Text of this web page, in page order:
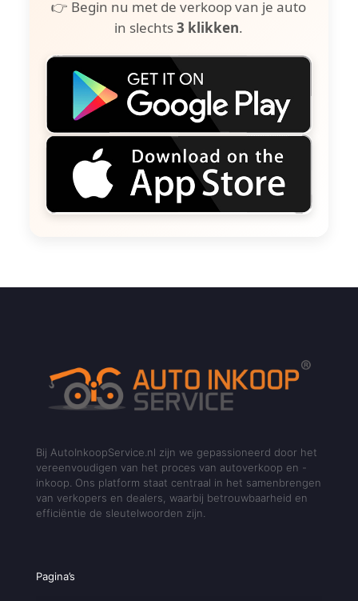
👉 Begin nu met de verkoop van je auto
in slechts3 klikken.
Bij AutoInkoopService.nl zijn we gepassioneerd door het
vereenvoudigen van het proces van autoverkoop en -
inkoop. Ons platform staat centraal in het samenbrengen
van verkopers en dealers, waarbij betrouwbaarheid en
efficiëntie de sleutelwoorden zijn.
Pagina’s